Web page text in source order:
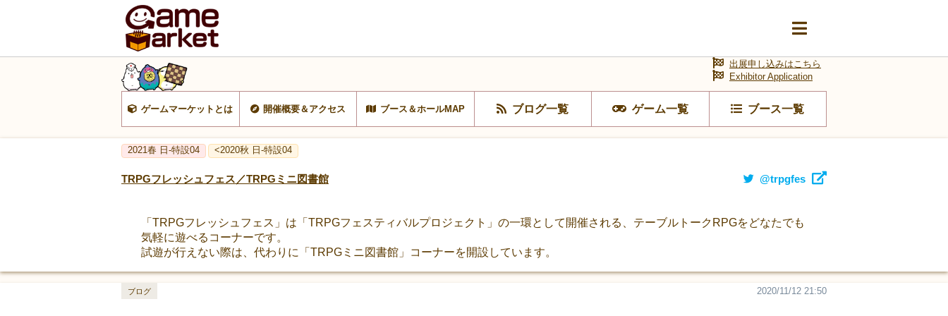
ゲームマーケットとは 開催概要＆アクセス ブース＆ホールMAP ブログ一覧 ゲーム一覧 ブース一覧
出展申し込みはこちら
Exhibitor Application
2021春 日-特設04 <2020秋 日-特設04
TRPGフレッシュフェス／TRPGミニ図書館 @trpgfes
「TRPGフレッシュフェス」は「TRPGフェスティバルプロジェクト」の一環として開催される、テーブルトークRPGをどなたでも
気軽に遊べるコーナーです。
試遊が行えない際は、代わりに「TRPGミニ図書館」コーナーを開設しています。
2020/11/12 21:50
ブログ